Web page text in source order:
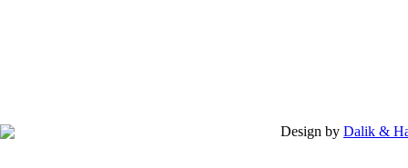
Design by Dalik &